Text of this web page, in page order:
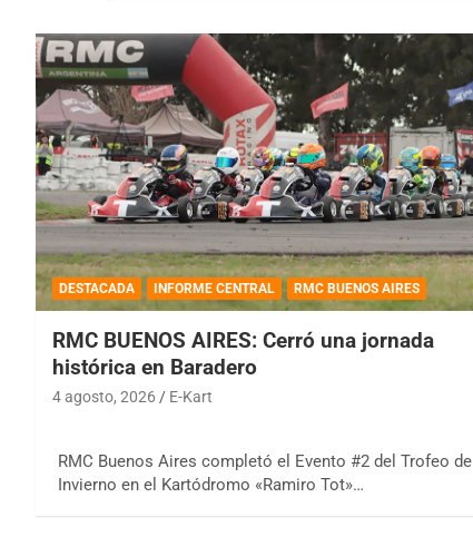
DESTACADA INFORME CENTRAL RMC BUENOS AIRES
RMC BUENOS AIRES: Cerró una jornada
histórica en Baradero
4 agosto, 2026 E-Kart
RMC Buenos Aires completó el Evento #2 del Trofeo de
Invierno en el Kartódromo «Ramiro Tot»…